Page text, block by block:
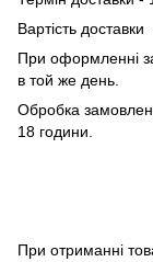
Вартість
При оформленні
в той же день.
Обробка
18 години.
При отриманні